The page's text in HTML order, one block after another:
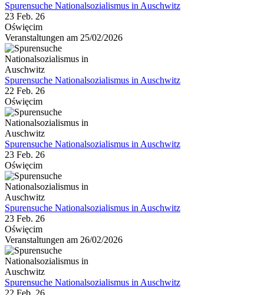
Spurensuche Nationalsozialismus in Auschwitz
23 Feb. 26
Oświęcim
Veranstaltungen am 25/02/2026
Spurensuche Nationalsozialismus in Auschwitz
22 Feb. 26
Oświęcim
Spurensuche Nationalsozialismus in Auschwitz
23 Feb. 26
Oświęcim
Spurensuche Nationalsozialismus in Auschwitz
23 Feb. 26
Oświęcim
Veranstaltungen am 26/02/2026
Spurensuche Nationalsozialismus in Auschwitz
22 Feb. 26